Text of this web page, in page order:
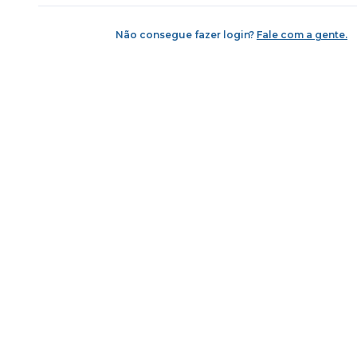
Não consegue fazer login? Fale com a gente.